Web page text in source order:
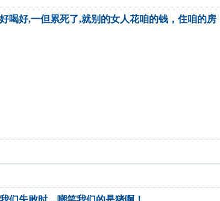
喝好,一但累死了,就别的女人花咱的钱，住咱的